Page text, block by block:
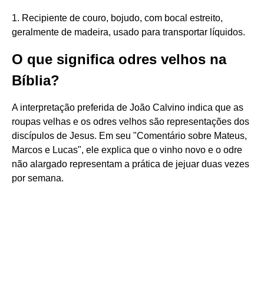
1. Recipiente de couro, bojudo, com bocal estreito,
geralmente de madeira, usado para transportar líquidos.
O que significa odres velhos na
Bíblia?
A interpretação preferida de João Calvino indica que as
roupas velhas e os odres velhos são representações dos
discípulos de Jesus. Em seu "Comentário sobre Mateus,
Marcos e Lucas", ele explica que o vinho novo e o odre
não alargado representam a prática de jejuar duas vezes
por semana.